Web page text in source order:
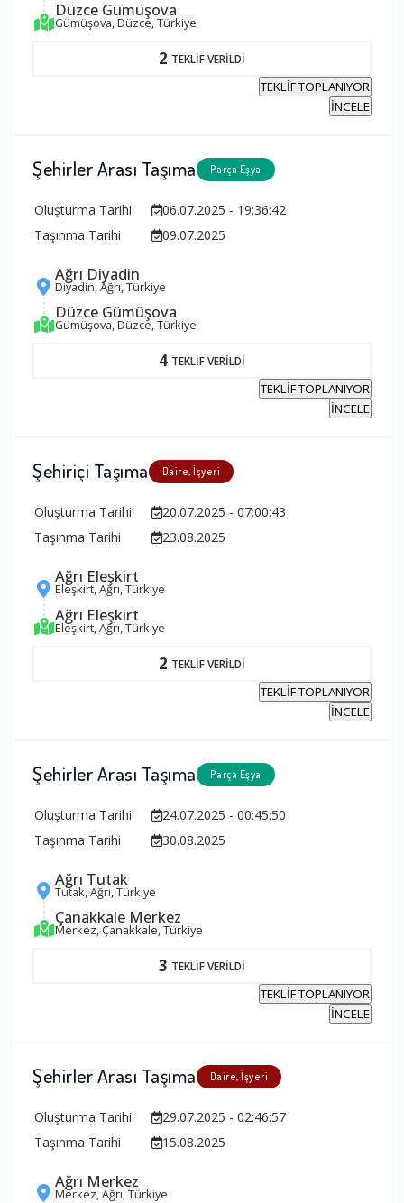
Düzce Gümüşova
Gümüşova, Düzce, Türkiye
2 TEKLİF VERİLDİ
TEKLİF TOPLANIYOR
İNCELE
Şehirler Arası Taşıma Parça Eşya
Oluşturma Tarihi
06.07.2025 - 19:36:42
Taşınma Tarihi
09.07.2025
Ağrı Diyadin
Diyadin, Ağrı, Türkiye
Düzce Gümüşova
Gümüşova, Düzce, Türkiye
4 TEKLİF VERİLDİ
TEKLİF TOPLANIYOR
İNCELE
Şehiriçi Taşıma Daire, İşyeri
Oluşturma Tarihi
20.07.2025 - 07:00:43
Taşınma Tarihi
23.08.2025
Ağrı Eleşkirt
Eleşkirt, Ağrı, Türkiye
Ağrı Eleşkirt
Eleşkirt, Ağrı, Türkiye
2 TEKLİF VERİLDİ
TEKLİF TOPLANIYOR
İNCELE
Şehirler Arası Taşıma Parça Eşya
Oluşturma Tarihi
24.07.2025 - 00:45:50
Taşınma Tarihi
30.08.2025
Ağrı Tutak
Tutak, Ağrı, Türkiye
Çanakkale Merkez
Merkez, Çanakkale, Türkiye
3 TEKLİF VERİLDİ
TEKLİF TOPLANIYOR
İNCELE
Şehirler Arası Taşıma Daire, İşyeri
Oluşturma Tarihi
29.07.2025 - 02:46:57
Taşınma Tarihi
15.08.2025
Ağrı Merkez
Merkez, Ağrı, Türkiye